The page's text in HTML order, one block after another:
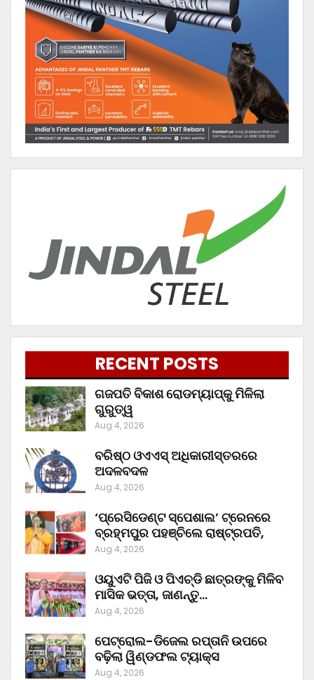
RECENT POSTS
ଗଜପତି ବିକାଶ ରୋଡମ୍ୟାପ୍‌କୁ ମିଳିଲା
ଗୁରୁତ୍ୱ
Aug 4, 2026
ବରିଷ୍ଠ ଓଏଏସ୍‌ ଅଧିକାରୀସ୍ତରରେ
ଅଦଳବଦଳ
Aug 4, 2026
‘ପ୍ରେସିଡେଣ୍ଟ ସ୍ପେଶାଲ’ ଟ୍ରେନରେ
ବ୍ରହ୍ମପୁର ପହଞ୍ଚିଲେ ରାଷ୍ଟ୍ରପତି,
Aug 4, 2026
ଓୟୁଏଟି ପିଜି ଓ ପିଏଚ୍‌ଡି ଛାତ୍ରଙ୍କୁ ମିଳିବ
ମାସିକ ଭତ୍ତା, ଜାଣନ୍ତୁ…
Aug 4, 2026
ପେଟ୍ରୋଲ-ଡିଜେଲ ରପ୍ତାନି ଉପରେ
ବଢ଼ିଲା ୱିଣ୍ଡଫଲ ଟ୍ୟାକ୍ସ
Aug 4, 2026